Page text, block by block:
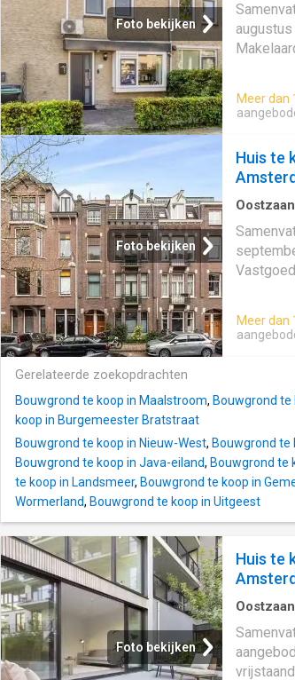
Foto bekijken
Meer dan
Foto bekijken
Huis te
Oostzaan
Meer dan
Gerelateerde zoekopdrachten
Bouwgrond te koop in Maalstroom, Bouwgrond te
koop in Burgemeester Bratstraat
Bouwgrond te koop in Nieuw-West, Bouwgrond te
Bouwgrond te koop in Java-eiland, Bouwgrond te
te koop in Landsmeer, Bouwgrond te koop in
Wormerland, Bouwgrond te koop in Uitgeest
Foto bekijken
Huis te
Oostzaan